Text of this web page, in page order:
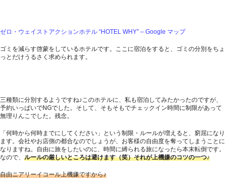
ゼロ・ウェイストアクションホテル “HOTEL WHY” – Google マップ
ゴミを減らす啓蒙をしているホテルです。ここに宿泊をすると、ゴミの分別をちょ
っとだけうるさく求められます。
三種類に分別するようですね♪このホテルに、私も宿泊してみたかったのですが、
予約いっぱいでNGでした。そして、そもそもでチェックイン時間に制限があって
無理りんこでした。残念。
「何時から何時までにしてください」という制限・ルールが増えると、窮屈になり
ます。会社やお店側の都合なのでしょうが、お客様の自由度を奪ってしまうことに
なりますね。自由に旅をしたいのに、時間に縛られる旅になったら本末転倒です。
なので、 ルールの厳しいところは避けます（笑）それが上機嫌のコツの一つ♪
自由ニアリーイコール上機嫌ですから♪